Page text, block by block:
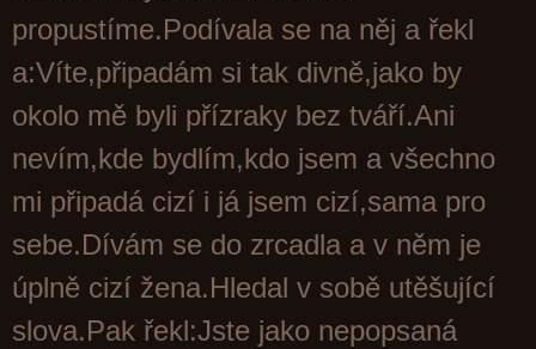
propustíme.Podívala se na něj a řekl
a:Víte,připadám si tak divně,jako by
okolo mě byli přízraky bez tváří.Ani
nevím,kde bydlím,kdo jsem a všechno
mi připadá cizí i já jsem cizí,sama pro
sebe.Dívám se do zrcadla a v něm je
úplně cizí žena.Hledal v sobě utěšující
slova.Pak řekl:Jste jako nepopsaná